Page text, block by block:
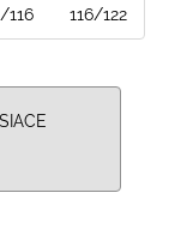
116 116/122